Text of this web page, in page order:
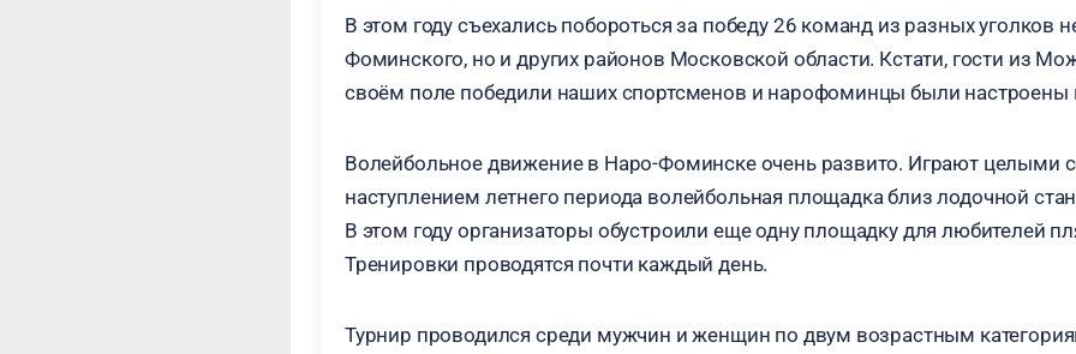
В этом году съехались побороться за победу 26 команд из разных уголков
Фоминского, но и других районов Московской области. Кстати, гости из
своём поле победили наших спортсменов и нарофоминцы были настроены
Волейбольное движение в Наро-Фоминске очень развито. Играют целыми
наступлением летнего периода волейбольная площадка близ лодочной
В этом году организаторы обустроили еще одну площадку для любителей
Тренировки проводятся почти каждый день.
Турнир проводился среди мужчин и женщин по двум возрастным